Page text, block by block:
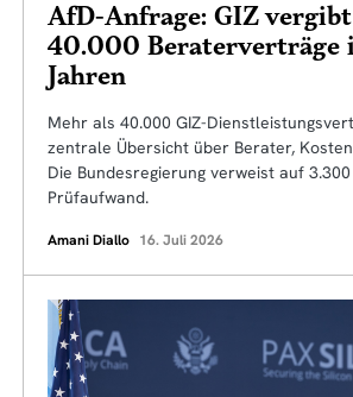
AfD-Anfrage: GIZ
40.000 Beraterverträge
Jahren
Mehr als 40.000 GIZ-
zentrale Übersicht über Berater,
Die Bundesregierung verweist auf
Prüfaufwand.
Amani Diallo 16. Juli 2026